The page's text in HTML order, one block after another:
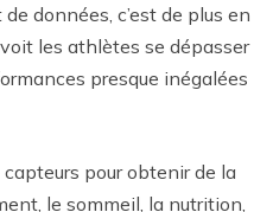
données, c’est de plus en
les athlètes se dépasser
presque inégalées
capteurs pour obtenir de la
le sommeil, la nutrition,